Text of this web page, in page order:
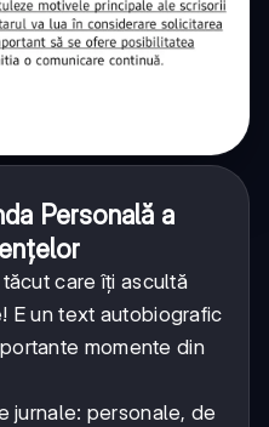
Personală a
care îți ascultă
E un text autobiografic
momente din
jurnale: personale, de